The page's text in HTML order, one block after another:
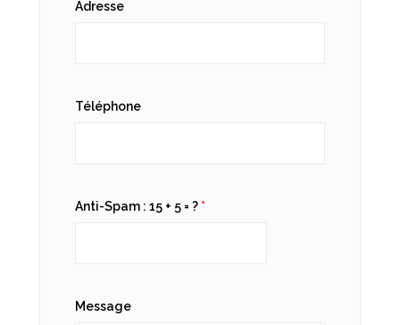
Adresse
Téléphone
Anti-Spam : 15 + 5 = ? *
Message